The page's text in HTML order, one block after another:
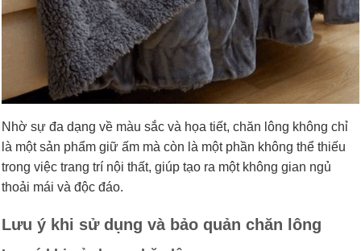
Nhờ sự đa dạng về màu sắc và họa tiết, chăn lông không chỉ
là một sản phẩm giữ ấm mà còn là một phần không thể thiếu
trong việc trang trí nội thất, giúp tạo ra một không gian ngủ
thoải mái và độc đáo.
Lưu ý khi sử dụng và bảo quản chăn lông